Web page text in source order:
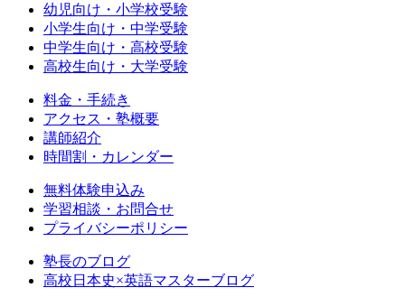
幼児向け・小学校受験
小学生向け・中学受験
中学生向け・高校受験
高校生向け・大学受験
料金・手続き
アクセス・塾概要
講師紹介
時間割・カレンダー
無料体験申込み
学習相談・お問合せ
プライバシーポリシー
塾長のブログ
高校日本史×英語マスターブログ